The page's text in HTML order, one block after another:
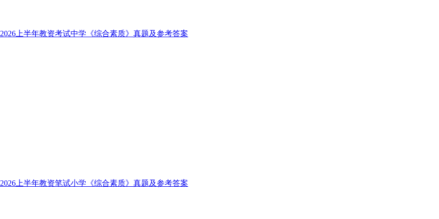
2026上半年教资考试中学《综合素质》真题及参考答案
2026上半年教资笔试小学《综合素质》真题及参考答案